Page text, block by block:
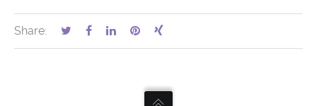
Share: